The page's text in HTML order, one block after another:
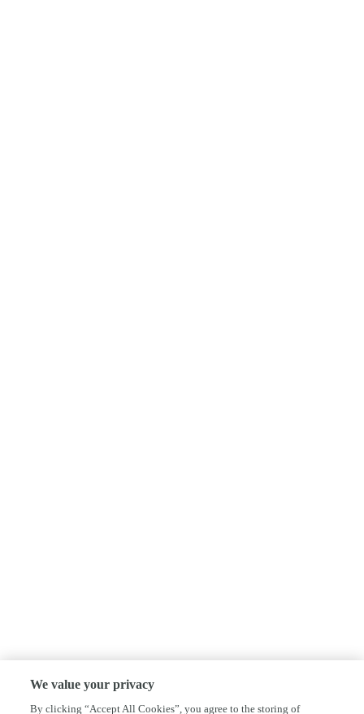
We value your privacy
By clicking “Accept All Cookies”, you agree to the storing of